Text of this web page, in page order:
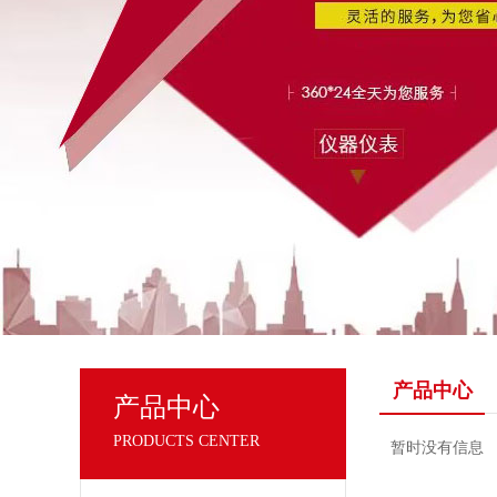
产品中心
PRODUCTS CENTER
产品中心
暂时没有信息